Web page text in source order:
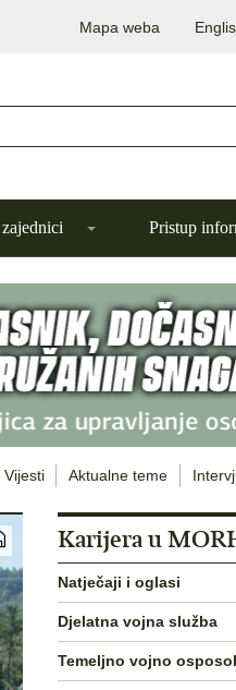
Mapa weba
Pristup
Vijesti Aktualne teme
Karijera u
Natječaji i oglasi
Djelatna vojna služba
Temeljno vojno